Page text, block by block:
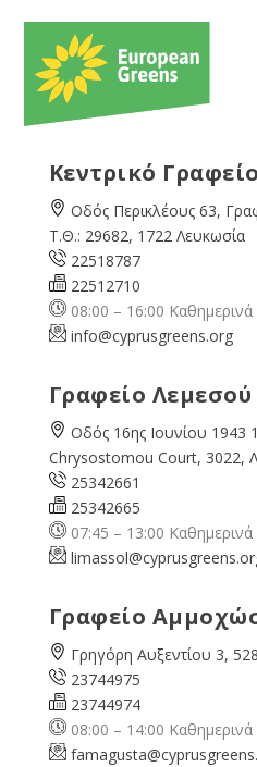
Κεντρικό Γραφείο
Οδός Περικλέους 63,
Τ.Θ.: 29682, 1722 Λευκωσία
22518787
22512710
08:00 – 16:00 Καθημερινά
info@cyprusgreens.org
Γραφείο Λεμεσού
Οδός 16ης Ιουνίου 1943
Chrysostomou Court, 3022,
25342661
25342665
07:45 – 13:00 Καθημερινά
limassol@
Γραφείο
Γρηγόρη Αυξεντίου 3,
23744975
23744974
08:00 – 14:00 Καθημερινά
famagusta@